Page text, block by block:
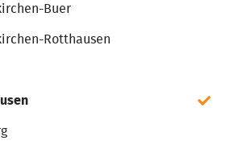
Buer
Rotthausen